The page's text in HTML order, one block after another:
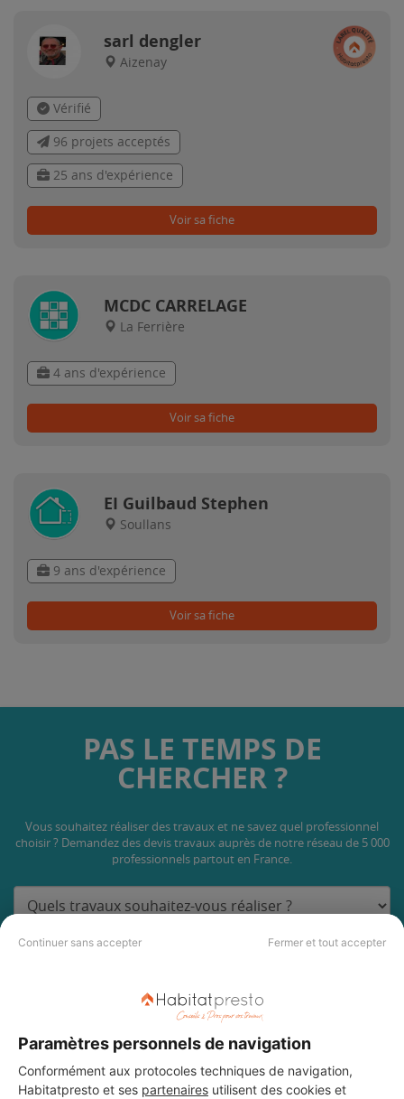
Continuer sans accepter Fermer et tout accepter
Paramètres personnels de navigation
Conformément aux protocoles techniques de navigation,
Habitatpresto et ses partenaires utilisent des cookies et
sarl dengler
Aizenay
Vérifié
96 projets acceptés
25 ans d'expérience
Voir sa fiche
MCDC CARRELAGE
La Ferrière
4 ans d'expérience
Voir sa fiche
EI Guilbaud Stephen
Soullans
9 ans d'expérience
Voir sa fiche
PAS LE TEMPS DE
CHERCHER ?
Vous souhaitez réaliser des travaux et ne savez quel professionnel
choisir ? Demandez des devis travaux auprès de notre réseau de 5 000
professionnels partout en France.
DEMANDER UN DEVIS